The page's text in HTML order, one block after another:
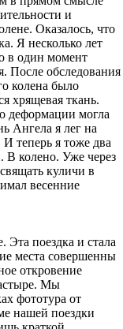
и
Оказалось, что
Я несколько лет
в один момент
После обследования
колена было
хрящевая ткань.
деформации могла
Ангела я лег на
теперь я тоже два
В колено. Уже через
куличи в
весенние
поездка и стала
места совершенны
откровение
Мы
фототура от
нашей поездки